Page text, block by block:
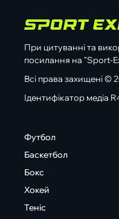
При цитуванні та
посилання на "Sport-
Всі права захищені
Ідентифікатор медіа
Футбол
Баскетбол
Бокс
Хокей
Теніс